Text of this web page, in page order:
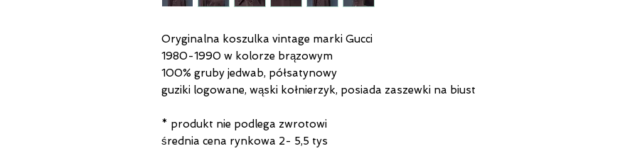
Oryginalna koszulka vintage marki Gucci
1980-1990 w kolorze brązowym
100% gruby jedwab, półsatynowy
guziki logowane, wąski kołnierzyk, posiada zaszewki na biust
* produkt nie podlega zwrotowi
średnia cena rynkowa 2- 5,5 tys